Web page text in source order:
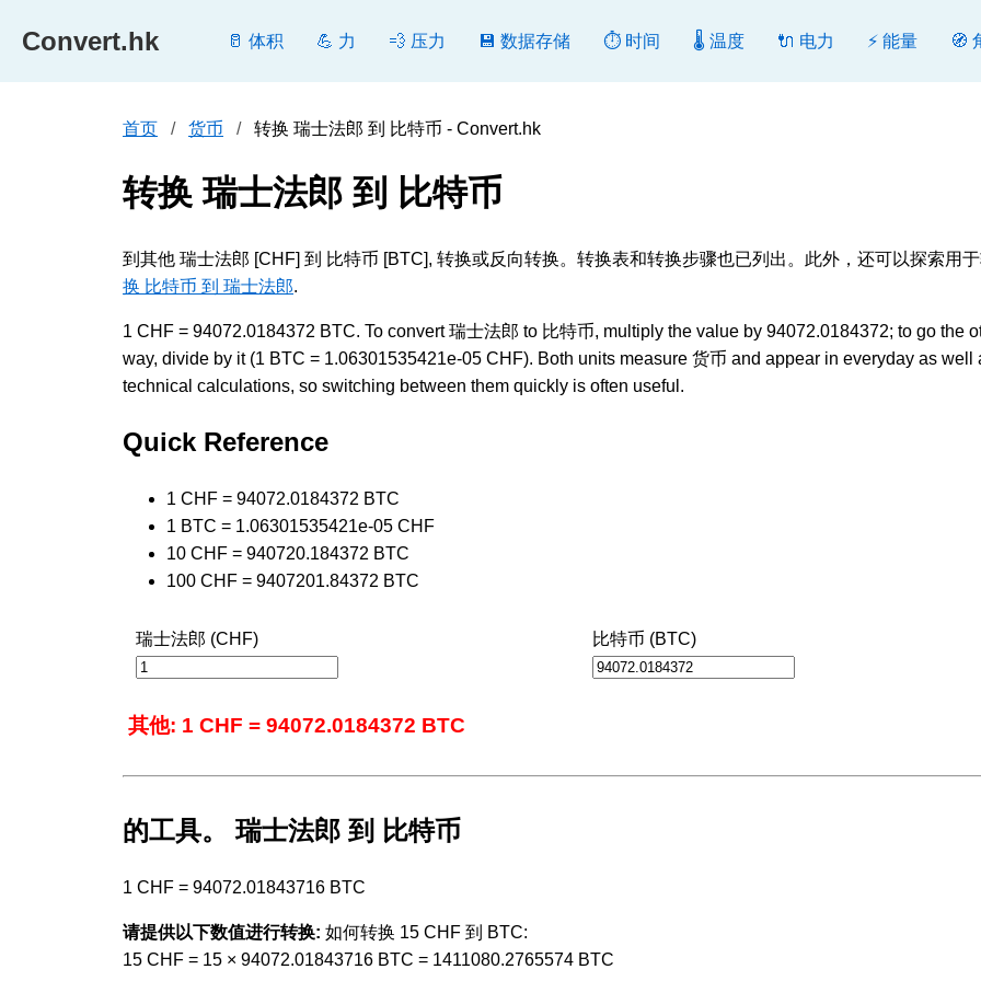
Convert.hk 🥛 体积 💪 力 💨 压力 💾 数据存储 ⏱️ 时间 🌡️ 温度 🔌 电力 ⚡ 能量 🧭
首页 货币 转换 瑞士法郎 到 比特币 - Convert.hk
转换 瑞士法郎 到 比特币
到其他 瑞士法郎 [CHF] 到 比特币 [BTC], 转换或反向转换。转换表和转换步骤也已列出。此外，还可以探索用
换 比特币 到 瑞士法郎.
1 CHF = 94072.0184372 BTC. To convert 瑞士法郎 to 比特币, multiply the value by 94072.0184372; to go the
way, divide by it (1 BTC = 1.06301535421e-05 CHF). Both units measure 货币 and appear in everyday as well
technical calculations, so switching between them quickly is often useful.
Quick Reference
1 CHF = 94072.0184372 BTC
1 BTC = 1.06301535421e-05 CHF
10 CHF = 940720.184372 BTC
100 CHF = 9407201.84372 BTC
瑞士法郎 (CHF) 比特币 (BTC)
其他: 1 CHF = 94072.0184372 BTC
的工具。 瑞士法郎 到 比特币
1 CHF = 94072.01843716 BTC
请提供以下数值进行转换: 如何转换 15 CHF 到 BTC:
15 CHF = 15 × 94072.01843716 BTC = 1411080.2765574 BTC